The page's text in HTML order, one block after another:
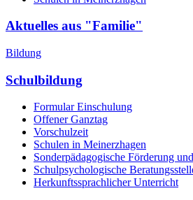
Aktuelles aus "Familie"
Bildung
Schulbildung
Formular Einschulung
Offener Ganztag
Vorschulzeit
Schulen in Meinerzhagen
Sonderpädagogische Förderung
Schulpsychologische
Herkunftssprachlicher Unterricht